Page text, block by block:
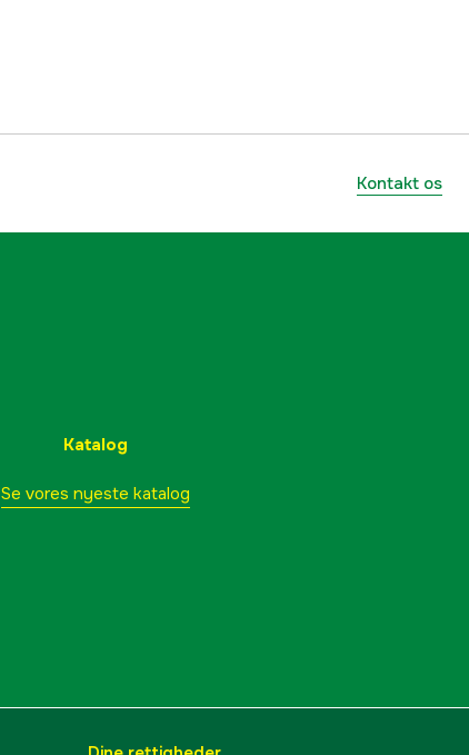
Kontakt os
Katalog
Se vores nyeste katalog